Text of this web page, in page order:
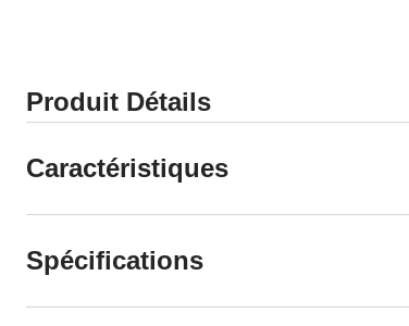
Produit Détails
Caractéristiques
Spécifications